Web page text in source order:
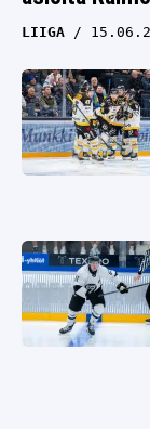
LIIGA